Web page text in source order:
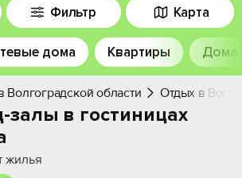
объект
Фильтр Карта
дома Квартиры Дома
Волгоградской области Отдых в
в гостиницах
жилья